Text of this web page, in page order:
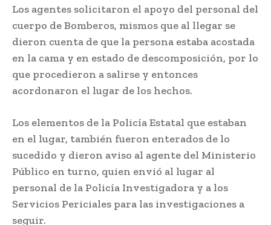
Los agentes solicitaron el apoyo del personal del
cuerpo de Bomberos, mismos que al llegar se
dieron cuenta de que la persona estaba acostada
en la cama y en estado de descomposición, por lo
que procedieron a salirse y entonces
acordonaron el lugar de los hechos.
Los elementos de la Policía Estatal que estaban
en el lugar, también fueron enterados de lo
sucedido y dieron aviso al agente del Ministerio
Público en turno, quien envió al lugar al
personal de la Policía Investigadora y a los
Servicios Periciales para las investigaciones a
seguir.